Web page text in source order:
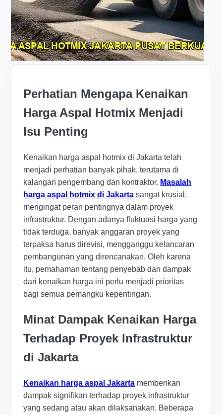
Perhatian Mengapa Kenaikan
Harga Aspal Hotmix Menjadi
Isu Penting
Kenaikan harga aspal hotmix di Jakarta telah
menjadi perhatian banyak pihak, terutama di
kalangan pengembang dan kontraktor. Masalah
harga aspal hotmix di Jakarta sangat krusial,
mengingat peran pentingnya dalam proyek
infrastruktur. Dengan adanya fluktuasi harga yang
tidak terduga, banyak anggaran proyek yang
terpaksa harus direvisi, mengganggu kelancaran
pembangunan yang direncanakan. Oleh karena
itu, pemahaman tentang penyebab dan dampak
dari kenaikan harga ini perlu menjadi prioritas
bagi semua pemangku kepentingan.
Minat Dampak Kenaikan Harga
Terhadap Proyek Infrastruktur
di Jakarta
Kenaikan harga aspal Jakarta memberikan
dampak signifikan terhadap proyek infrastruktur
yang sedang atau akan dilaksanakan. Beberapa